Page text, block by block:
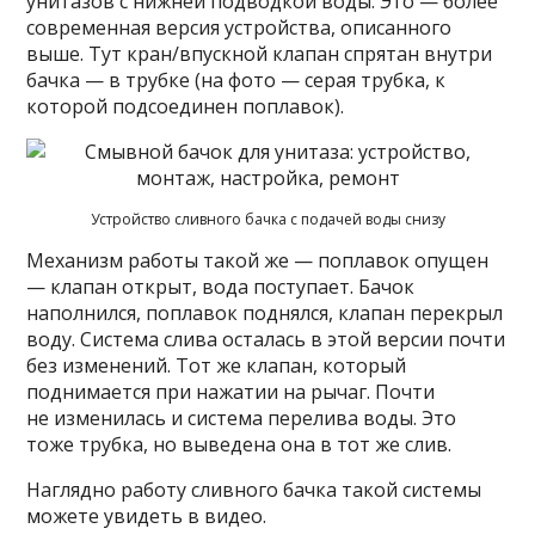
современная версия устройства, описанного
выше. Тут кран/впускной клапан спрятан внутри
бачка — в трубке (на фото — серая трубка, к
которой подсоединен поплавок).
Устройство сливного бачка с подачей воды снизу
Механизм работы такой же — поплавок опущен
— клапан открыт, вода поступает. Бачок
наполнился, поплавок поднялся, клапан перекрыл
воду. Система слива осталась в этой версии почти
без изменений. Тот же клапан, который
поднимается при нажатии на рычаг. Почти
не изменилась и система перелива воды. Это
тоже трубка, но выведена она в тот же слив.
Наглядно работу сливного бачка такой системы
можете увидеть в видео.